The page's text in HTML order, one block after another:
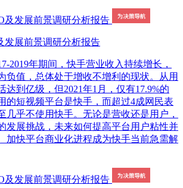
发展前景调研分析报告
2019年期间，快手营业收入持续增长，
负值，总体处于增收不增利的现状。从用
达到亿级，但2021年1月，仅有17.9%的
的短视频平台是快手，而超过4成网民表
几乎不使用快手。无论是营收还是用户，
发展挑战，未来如何提高平台用户粘性并
加快平台商业化进程成为快手当前急需解